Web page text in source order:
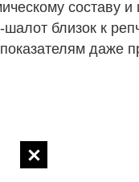
составу
близок к
даже